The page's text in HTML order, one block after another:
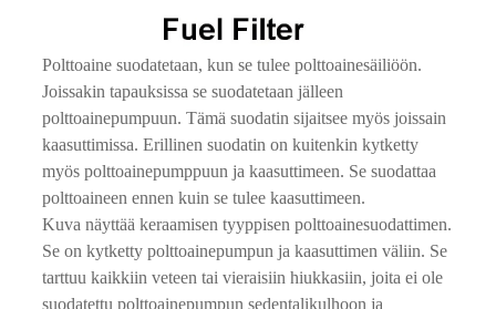
Polttoaine suodatetaan, kun se tulee polttoainesäiliöön.
Joissakin tapauksissa se suodatetaan jälleen
polttoainepumpuun. Tämä suodatin sijaitsee myös joissain
kaasuttimissa. Erillinen suodatin on kuitenkin kytketty
myös polttoainepumppuun ja kaasuttimeen. Se suodattaa
polttoaineen ennen kuin se tulee kaasuttimeen.
Kuva näyttää keraamisen tyyppisen polttoainesuodattimen.
Se on kytketty polttoainepumpun ja kaasuttimen väliin. Se
tarttuu kaikkiin veteen tai vieraisiin hiukkasiin, joita ei ole
suodatettu polttoainepumpun sedentalikulhoon ja